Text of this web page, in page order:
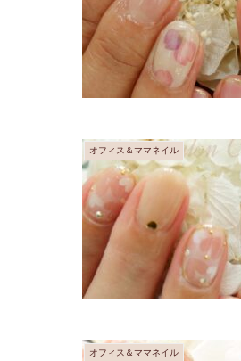
オフィス＆ママネイル
オフィス＆ママネイル